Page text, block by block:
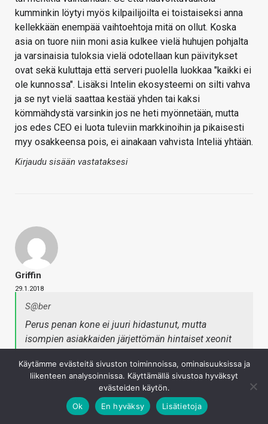
kumminkin löytyi myös kilpailijoilta ei toistaiseksi anna
kellekkään enempää vaihtoehtoja mitä on ollut. Koska
asia on tuore niin moni asia kulkee vielä huhujen pohjalta
ja varsinaisia tuloksia vielä odotellaan kun päivitykset
ovat sekä kuluttaja että serveri puolella luokkaa "kaikki ei
ole kunnossa". Lisäksi Intelin ekosysteemi on silti vahva
ja se nyt vielä saattaa kestää yhden tai kaksi
kömmähdystä varsinkin jos ne heti myönnetään, mutta
jos edes CEO ei luota tuleviin markkinoihin ja pikaisesti
myy osakkeensa pois, ei ainakaan vahvista Inteliä yhtään.
Kirjaudu sisään vastataksesi
Griffin
29.1.2018
S@ber
Perus penan kone ei juuri hidastunut, mutta
isompien asiakkaiden järjettömän hintaiset xeonit
Silti viimeisin tulosjulkistus oli niin suuri positiivinen
yllätys, että kurssi nousee. Todennäköisesti Intelin
oseka olisi aivan taivaissa, jos tälläistä
haavoittuvuutta ei ole löydetty.
Käytämme evästeitä sivuston toiminnoissa, ominaisuuksissa ja
liikenteen analysoinnissa. Käyttämällä sivustoa hyväksyt
evästeiden käytön.
Ok
En hyväksy Lisätietoja